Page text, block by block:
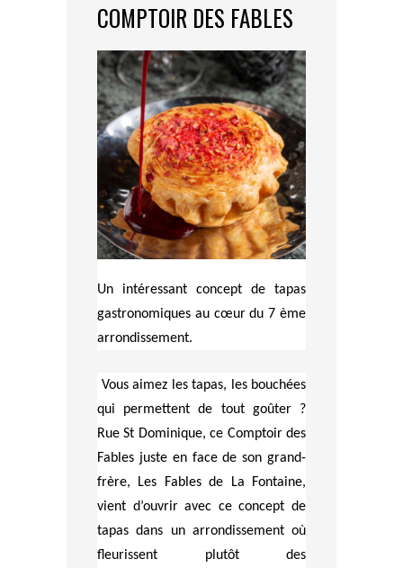
COMPTOIR DES FABLES
Un intéressant concept de tapas
gastronomiques au cœur du 7 ème
arrondissement.
Vous aimez les tapas, les bouchées
qui permettent de tout goûter ?
Rue St Dominique, ce Comptoir des
Fables juste en face de son grand-
frère, Les Fables de La Fontaine,
vient d’ouvrir avec ce concept de
tapas dans un arrondissement où
fleurissent plutôt des